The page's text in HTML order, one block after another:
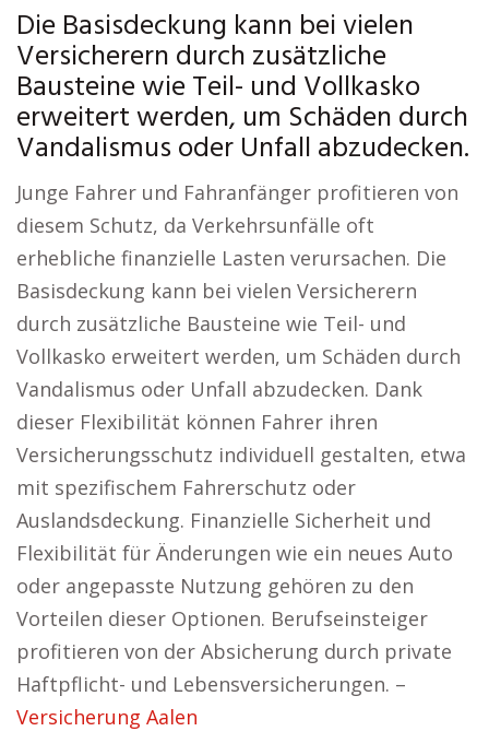
Die Basisdeckung kann bei vielen
Versicherern durch zusätzliche
Bausteine wie Teil- und Vollkasko
erweitert werden, um Schäden durch
Vandalismus oder Unfall abzudecken.
Junge Fahrer und Fahranfänger profitieren von
diesem Schutz, da Verkehrsunfälle oft
erhebliche finanzielle Lasten verursachen. Die
Basisdeckung kann bei vielen Versicherern
durch zusätzliche Bausteine wie Teil- und
Vollkasko erweitert werden, um Schäden durch
Vandalismus oder Unfall abzudecken. Dank
dieser Flexibilität können Fahrer ihren
Versicherungsschutz individuell gestalten, etwa
mit spezifischem Fahrerschutz oder
Auslandsdeckung. Finanzielle Sicherheit und
Flexibilität für Änderungen wie ein neues Auto
oder angepasste Nutzung gehören zu den
Vorteilen dieser Optionen. Berufseinsteiger
profitieren von der Absicherung durch private
Haftpflicht- und Lebensversicherungen. –
Versicherung Aalen